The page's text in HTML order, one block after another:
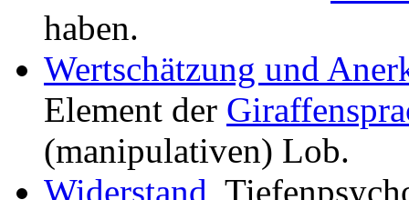
haben.
Wertschätzung und
Element der
(manipulativen) Lob.
Widerstand ,